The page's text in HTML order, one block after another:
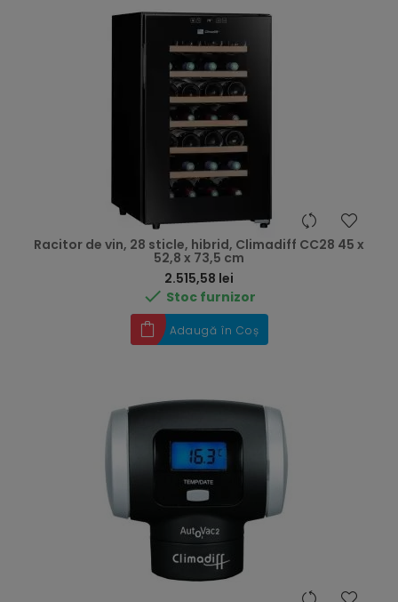
Racitor de vin, 28 sticle, hibrid, Climadiff CC28 45 x
52,8 x 73,5 cm
2.515,58 lei
 Stoc furnizor
Adaugă în Coș